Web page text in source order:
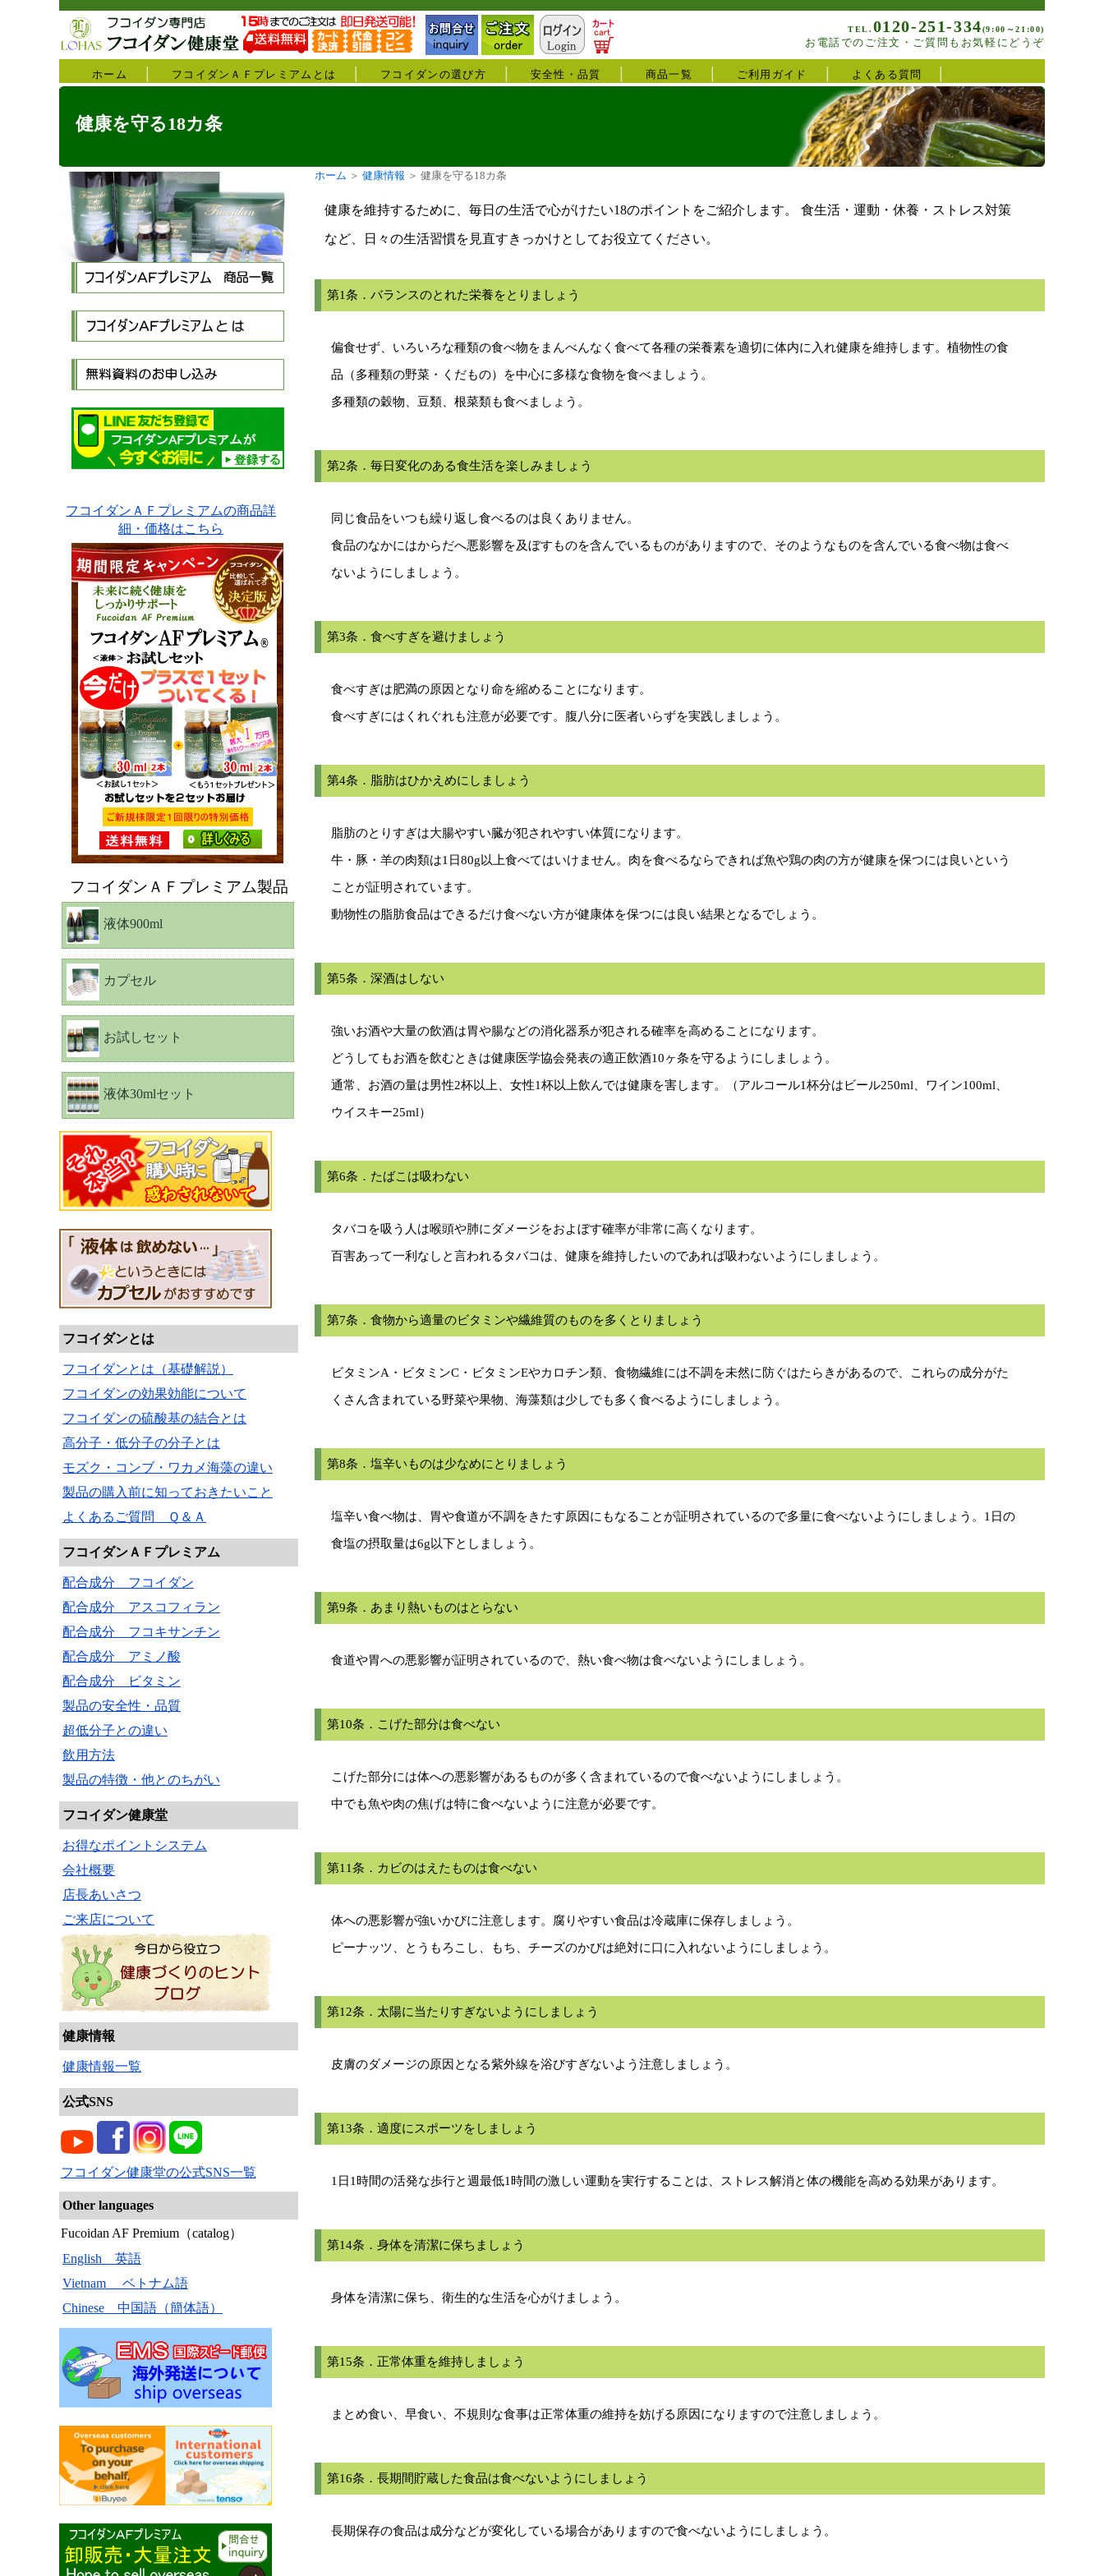
TEL. 0120-251-334(9:00～21:00)
お電話でのご注文・ご質問もお気軽にどうぞ
健康を守る18カ条
ホーム ＞ 健康情報 ＞ 健康を守る18カ条
健康を維持するために、毎日の生活で心がけたい18のポイントをご紹介します。 食生活・運動・休養・ストレス対策
など、日々の生活習慣を見直すきっかけとしてお役立てください。
第1条．バランスのとれた栄養をとりましょう
偏食せず、いろいろな種類の食べ物をまんべんなく食べて各種の栄養素を適切に体内に入れ健康を維持します。植物性の食
品（多種類の野菜・くだもの）を中心に多様な食物を食べましょう。
多種類の穀物、豆類、根菜類も食べましょう。
第2条．毎日変化のある食生活を楽しみましょう
同じ食品をいつも繰り返し食べるのは良くありません。
食品のなかにはからだへ悪影響を及ぼすものを含んでいるものがありますので、そのようなものを含んでいる食べ物は食べ
ないようにしましょう。
第3条．食べすぎを避けましょう
食べすぎは肥満の原因となり命を縮めることになります。
食べすぎにはくれぐれも注意が必要です。腹八分に医者いらずを実践しましょう。
第4条．脂肪はひかえめにしましょう
脂肪のとりすぎは大腸やすい臓が犯されやすい体質になります。
牛・豚・羊の肉類は1日80g以上食べてはいけません。肉を食べるならできれば魚や鶏の肉の方が健康を保つには良いという
ことが証明されています。
動物性の脂肪食品はできるだけ食べない方が健康体を保つには良い結果となるでしょう。
第5条．深酒はしない
強いお酒や大量の飲酒は胃や腸などの消化器系が犯される確率を高めることになります。
どうしてもお酒を飲むときは健康医学協会発表の適正飲酒10ヶ条を守るようにしましょう。
通常、お酒の量は男性2杯以上、女性1杯以上飲んでは健康を害します。（アルコール1杯分はビール250ml、ワイン100ml、
ウイスキー25ml）
第6条．たばこは吸わない
タバコを吸う人は喉頭や肺にダメージをおよぼす確率が非常に高くなります。
百害あって一利なしと言われるタバコは、健康を維持したいのであれば吸わないようにしましょう。
第7条．食物から適量のビタミンや繊維質のものを多くとりましょう
ビタミンA・ビタミンC・ビタミンEやカロチン類、食物繊維には不調を未然に防ぐはたらきがあるので、これらの成分がた
くさん含まれている野菜や果物、海藻類は少しでも多く食べるようにしましょう。
第8条．塩辛いものは少なめにとりましょう
塩辛い食べ物は、胃や食道が不調をきたす原因にもなることが証明されているので多量に食べないようにしましょう。1日の
食塩の摂取量は6g以下としましょう。
第9条．あまり熱いものはとらない
食道や胃への悪影響が証明されているので、熱い食べ物は食べないようにしましょう。
第10条．こげた部分は食べない
こげた部分には体への悪影響があるものが多く含まれているので食べないようにしましょう。
中でも魚や肉の焦げは特に食べないように注意が必要です。
第11条．カビのはえたものは食べない
体への悪影響が強いかびに注意します。腐りやすい食品は冷蔵庫に保存しましょう。
ピーナッツ、とうもろこし、もち、チーズのかびは絶対に口に入れないようにしましょう。
第12条．太陽に当たりすぎないようにしましょう
皮膚のダメージの原因となる紫外線を浴びすぎないよう注意しましょう。
第13条．適度にスポーツをしましょう
1日1時間の活発な歩行と週最低1時間の激しい運動を実行することは、ストレス解消と体の機能を高める効果があります。
第14条．身体を清潔に保ちましょう
身体を清潔に保ち、衛生的な生活を心がけましょう。
第15条．正常体重を維持しましょう
まとめ食い、早食い、不規則な食事は正常体重の維持を妨げる原因になりますので注意しましょう。
第16条．長期間貯蔵した食品は食べないようにしましょう
長期保存の食品は成分などが変化している場合がありますので食べないようにしましょう。
ホーム フコイダンＡＦプレミアムとは フコイダンの選び方 安全性・品質 商品一覧 ご利用ガイド よくある質問
フコイダンＡＦプレミアムの商品詳
細・価格はこちら
フコイダンＡＦプレミアム製品
液体900ml
カプセル
お試しセット
液体30mlセット
フコイダンとは
フコイダンとは（基礎解説）
フコイダンの効果効能について
フコイダンの硫酸基の結合とは
高分子・低分子の分子とは
モズク・コンブ・ワカメ海藻の違い
製品の購入前に知っておきたいこと
よくあるご質問 Ｑ＆Ａ
フコイダンＡＦプレミアム
配合成分 フコイダン
配合成分 アスコフィラン
配合成分 フコキサンチン
配合成分 アミノ酸
配合成分 ビタミン
製品の安全性・品質
超低分子との違い
飲用方法
製品の特徴・他とのちがい
フコイダン健康堂
お得なポイントシステム
会社概要
店長あいさつ
ご来店について
健康情報
健康情報一覧
公式SNS
フコイダン健康堂の公式SNS一覧
Other languages
Fucoidan AF Premium（catalog）
English 英語
Vietnam ベトナム語
Chinese 中国語（簡体語）